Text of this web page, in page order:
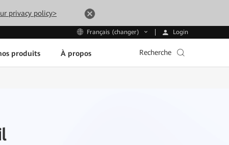
privacy policy>
Français (changer) Login
produits À propos Recherche